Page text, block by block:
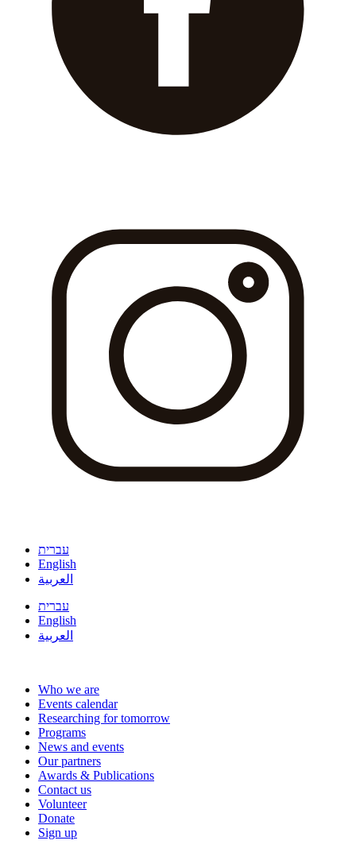
עברית
English
العربية
עברית
English
العربية
Who we are
Events calendar
Researching for tomorrow
Programs
News and events
Our partners
Awards & Publications
Contact us
Volunteer
Donate
Sign up